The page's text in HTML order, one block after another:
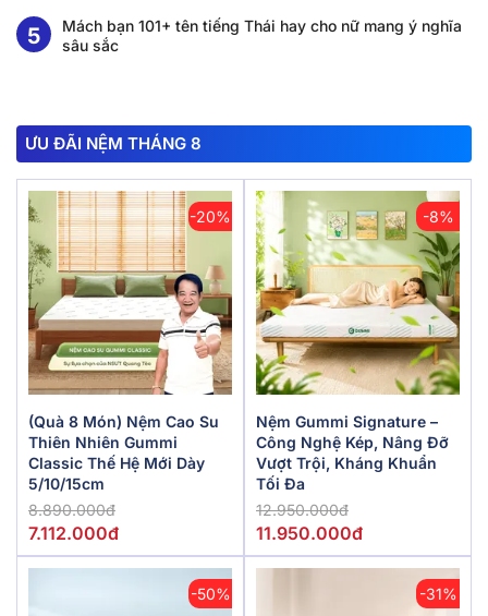
Mách bạn 101+ tên tiếng Thái hay cho nữ mang ý nghĩa
sâu sắc
ƯU ĐÃI NỆM THÁNG 8
-20%
(Quà 8 Món) Nệm Cao Su
Thiên Nhiên Gummi
Classic Thế Hệ Mới Dày
5/10/15cm
8.890.000đ
7.112.000đ
-8%
Nệm Gummi Signature –
Công Nghệ Kép, Nâng Đỡ
Vượt Trội, Kháng Khuẩn
Tối Đa
12.950.000đ
11.950.000đ
-50% -31%